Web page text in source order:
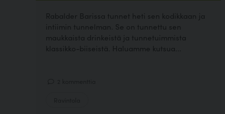
Rabalder Barissa tunnet heti sen kodikkaan ja
intiimin tunnelman. Se on tunnettu sen
maukkaista drinkeistä ja tunnetuimmista
klassikko-biiseistä. Haluamme kutsua...